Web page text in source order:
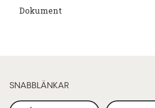
Dokument
SNABBLÄNKAR